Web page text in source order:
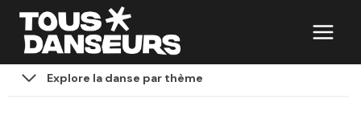
Aller
contenu
Explore la danse par thème